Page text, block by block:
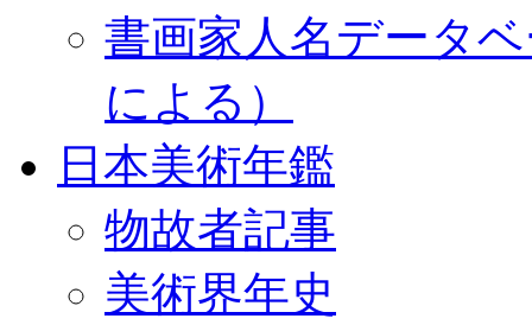
書画家人名データ
による）
日本美術年鑑
物故者記事
美術界年史